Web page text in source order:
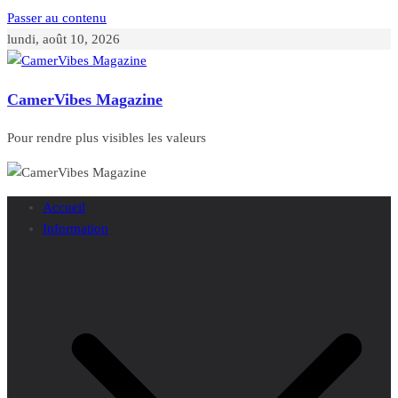
Passer au contenu
lundi, août 10, 2026
CamerVibes Magazine
Pour rendre plus visibles les valeurs
Accueil
Information